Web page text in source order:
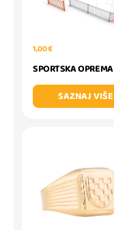
1,00 €
SPORTSKA OPREMA
SAZNAJ VIŠE